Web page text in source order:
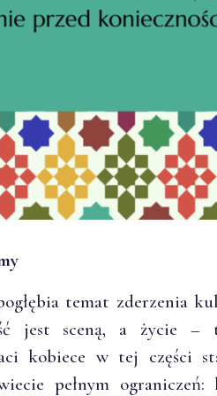
temat zderzenia
jest sceną, a życie –
kobiece w tej części
pełnym